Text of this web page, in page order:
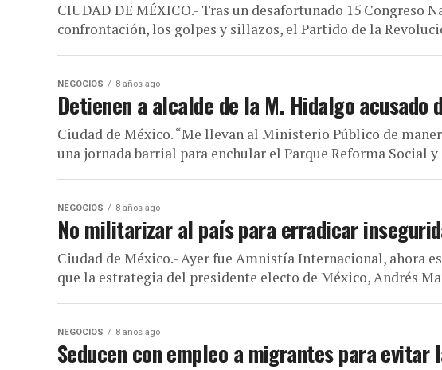
CIUDAD DE MÉXICO.- Tras un desafortunado 15 Congreso
confrontación, los golpes y sillazos, el Partido de la
NEGOCIOS 8 años ago
Detienen a alcalde de la M. Hidalgo acusado
Ciudad de México. “Me llevan al Ministerio Público de
una jornada barrial para enchular el Parque Reforma Social y
NEGOCIOS 8 años ago
No militarizar al país para erradicar
Ciudad de México.- Ayer fue Amnistía Internacional, ahora
que la estrategia del presidente electo de México, Andrés
NEGOCIOS 8 años ago
Seducen con empleo a migrantes para evitar